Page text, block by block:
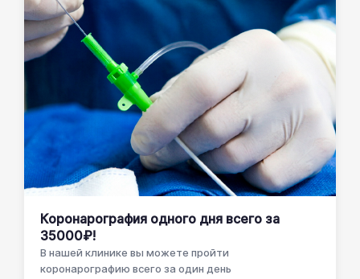
Коронарография одного дня всего за
35000₽!
В нашей клинике вы можете пройти
коронарографию всего за один день